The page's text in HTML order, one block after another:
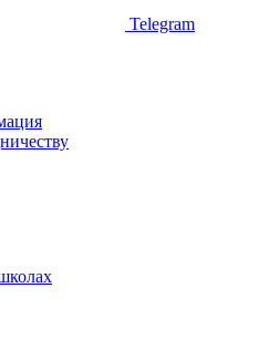
Telegram